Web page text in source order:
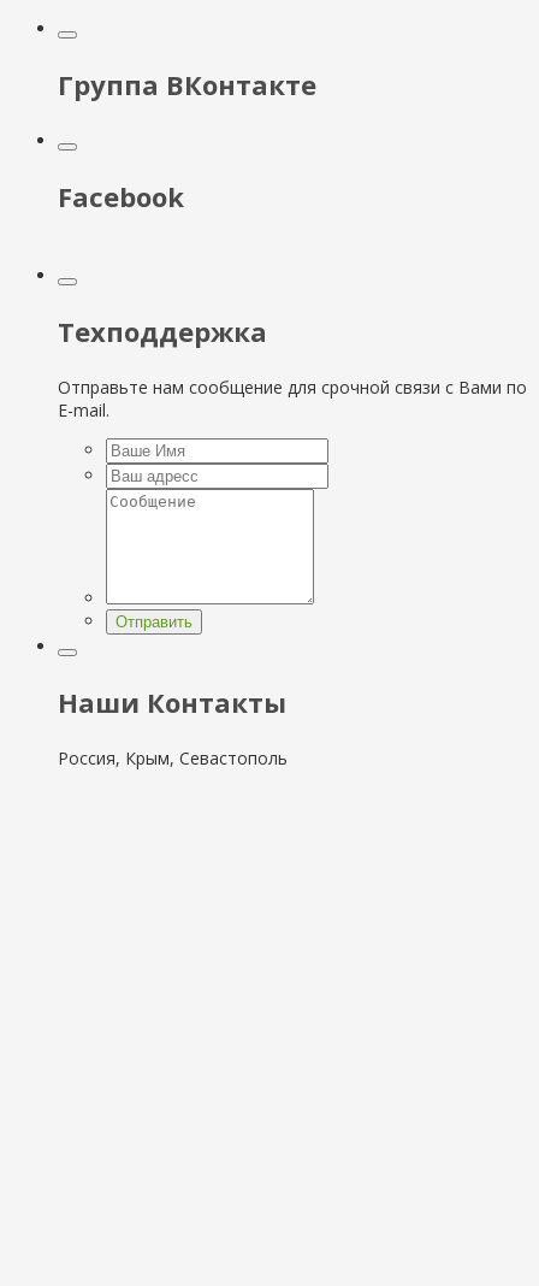
Группа ВКонтакте
Facebook
Техподдержка
Отправьте нам сообщение для срочной связи с Вами по
E-mail.
Отправить
Наши Контакты
Россия, Крым, Севастополь